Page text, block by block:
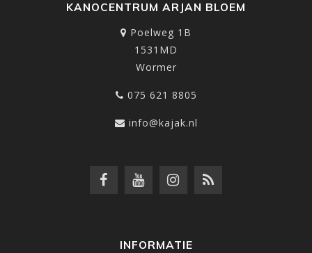
KANOCENTRUM ARJAN BLOEM
Poelweg 1B
1531MD
Wormer
075 621 8805
info@kajak.nl
INFORMATIE